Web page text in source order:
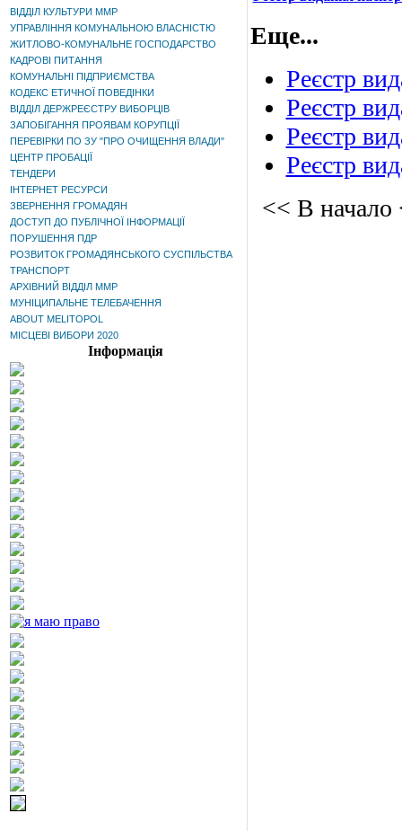
ВІДДІЛ КУЛЬТУРИ ММР
УПРАВЛІННЯ КОМУНАЛЬНОЮ ВЛАСНІСТЮ
ЖИТЛОВО-КОМУНАЛЬНЕ ГОСПОДАРСТВО
КАДРОВІ ПИТАННЯ
КОМУНАЛЬНІ ПІДПРИЄМСТВА
КОДЕКС ЕТИЧНОЇ ПОВЕДІНКИ
ВІДДІЛ ДЕРЖРЕЄСТРУ ВИБОРЦІВ
ЗАПОБІГАННЯ ПРОЯВАМ КОРУПЦІЇ
ПЕРЕВІРКИ ПО ЗУ "ПРО ОЧИЩЕННЯ ВЛАДИ"
ЦЕНТР ПРОБАЦІЇ
ТЕНДЕРИ
ІНТЕРНЕТ РЕСУРСИ
ЗВЕРНЕННЯ ГРОМАДЯН
ДОСТУП ДО ПУБЛІЧНОЇ ІНФОРМАЦІЇ
ПОРУШЕННЯ ПДР
РОЗВИТОК ГРОМАДЯНСЬКОГО СУСПІЛЬСТВА
ТРАНСПОРТ
АРХІВНИЙ ВІДДІЛ ММР
МУНІЦИПАЛЬНЕ ТЕЛЕБАЧЕННЯ
ABOUT MELITOPOL
МІСЦЕВІ ВИБОРИ 2020
Інформація
Еще...
Реєстр
Реєстр
Реєстр
Реєстр
<< В начало